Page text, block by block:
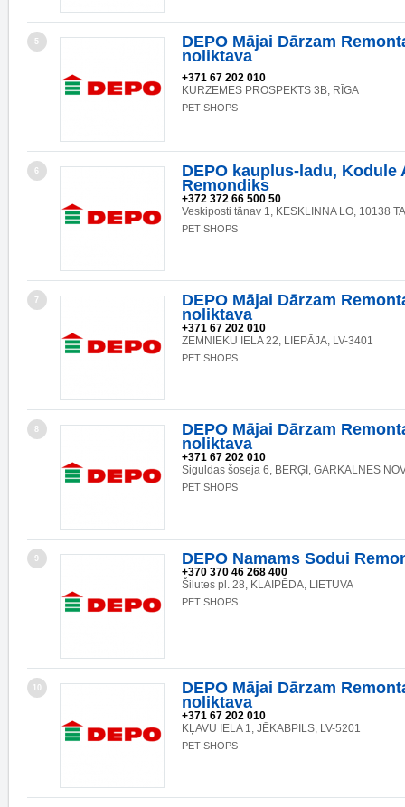
5
DEPO Mājai Dārzam
noliktava
+371 67 202 010
KURZEMES PROSPEKTS 3B, RĪGA
PET SHOPS
6
DEPO kauplus-ladu, Kodule
Remondiks
+372 372 66 500 50
Veskiposti tänav 1, KESKLINNA LO, 10138
PET SHOPS
7
DEPO Mājai Dārzam
noliktava
+371 67 202 010
ZEMNIEKU IELA 22, LIEPĀJA, LV-3401
PET SHOPS
8
DEPO Mājai Dārzam
noliktava
+371 67 202 010
Siguldas šoseja 6, BERĢI, GARKALNES
PET SHOPS
9 DEPO Namams Sodui
+370 370 46 268 400
Šilutes pl. 28, KLAIPĒDA, LIETUVA
PET SHOPS
10
DEPO Mājai Dārzam
noliktava
+371 67 202 010
KĻAVU IELA 1, JĒKABPILS, LV-5201
PET SHOPS